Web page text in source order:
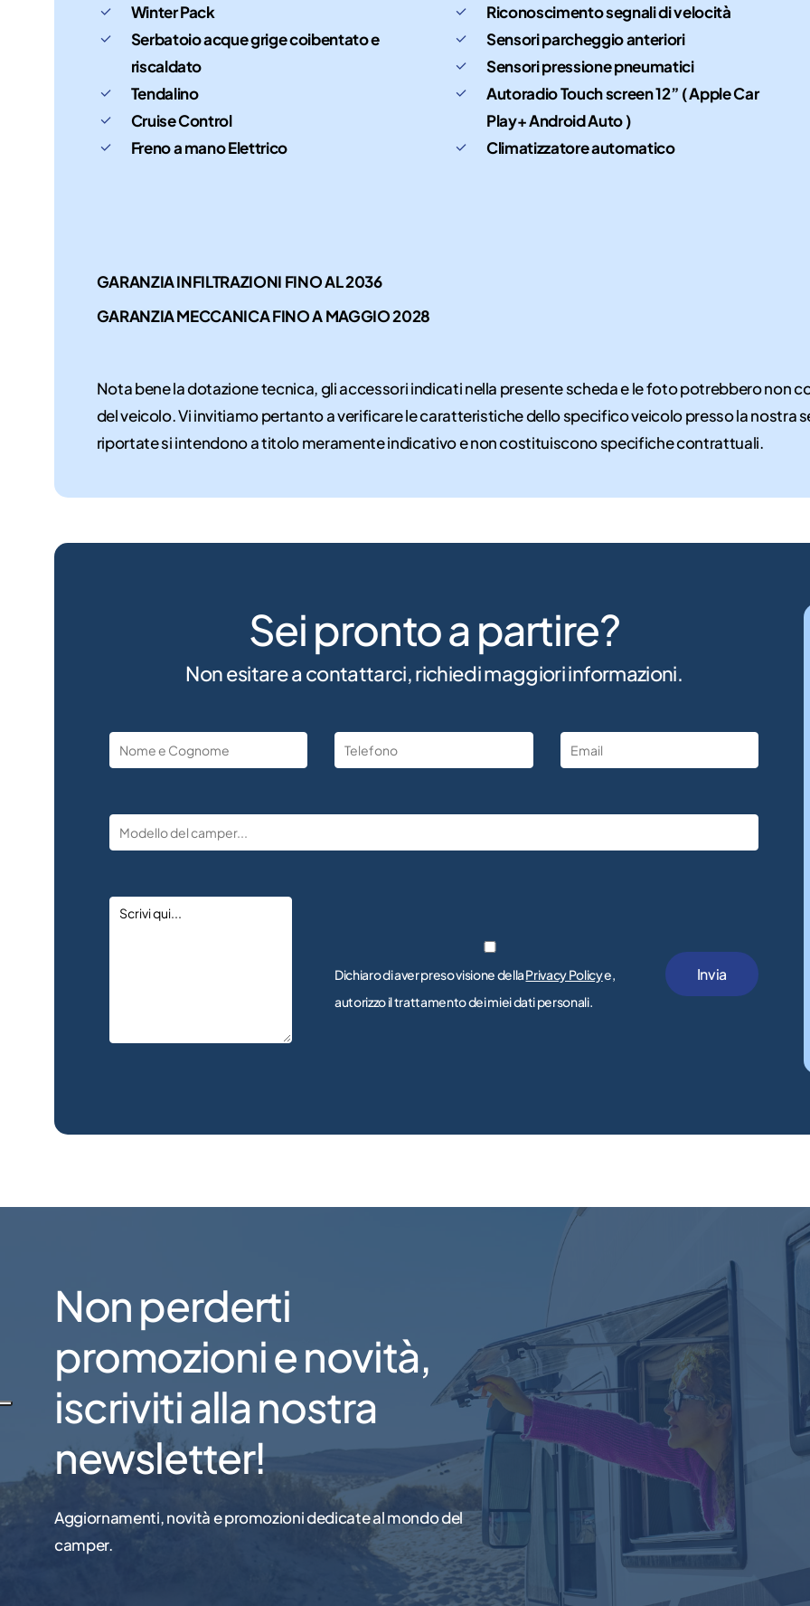
Winter Pack
Serbatoio acque grige coibentato e
riscaldato
Tendalino
Cruise Control
Freno a mano Elettrico
Riconoscimento segnali di velocità
Sensori parcheggio anteriori
Sensori pressione pneumatici
Autoradio Touch screen 12” ( Apple Car
Play+ Android Auto )
Climatizzatore automatico
GARANZIA INFILTRAZIONI FINO AL 2036
GARANZIA MECCANICA FINO A MAGGIO 2028
Nota bene la dotazione tecnica, gli accessori indicati nella presente scheda e le foto potrebbero non
del veicolo. Vi invitiamo pertanto a verificare le caratteristiche dello specifico veicolo presso la nostra
riportate si intendono a titolo meramente indicativo e non costituiscono specifiche contrattuali.
Sei pronto a partire?
Non esitare a contattarci, richiedi maggiori informazioni.
Dichiaro di aver preso visione dellaPrivacy Policye,
autorizzo il trattamento dei miei dati personali.
Non perderti
promozioni e novità,
iscriviti alla nostra
newsletter!
Aggiornamenti, novità e promozioni dedicate al mondo del
camper.